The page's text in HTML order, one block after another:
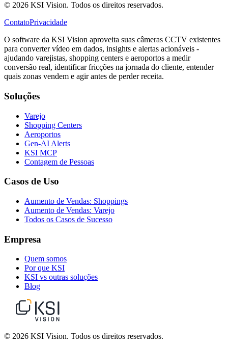
© 2026 KSI Vision. Todos os direitos reservados.
ContatoPrivacidade
O software da KSI Vision aproveita suas câmeras CCTV existentes
para converter vídeo em dados, insights e alertas acionáveis -
ajudando varejistas, shopping centers e aeroportos a medir
conversão real, identificar fricções na jornada do cliente, entender
quais zonas vendem e agir antes de perder receita.
Soluções
Varejo
Shopping Centers
Aeroportos
Gen-AI Alerts
KSI MCP
Contagem de Pessoas
Casos de Uso
Aumento de Vendas: Shoppings
Aumento de Vendas: Varejo
Todos os Casos de Sucesso
Empresa
Quem somos
Por que KSI
KSI vs outras soluções
Blog
© 2026 KSI Vision. Todos os direitos reservados.